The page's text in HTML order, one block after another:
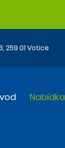
259 01 Votice